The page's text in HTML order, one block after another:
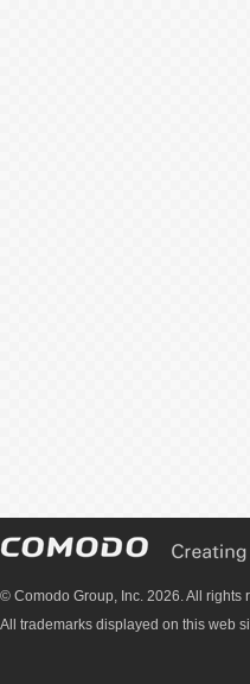
© Comodo Group, Inc. 2026. All rights
All trademarks displayed on this web